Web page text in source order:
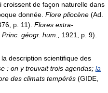
croissent de façon naturelle dans
donnée. Flore pliocène (Ad.
p. 11). Flores extra-
Princ. géogr. hum., 1921, p. 9).
description scientifique des
: on y trouvait trois agendas; la
des climats tempérés (GIDE,